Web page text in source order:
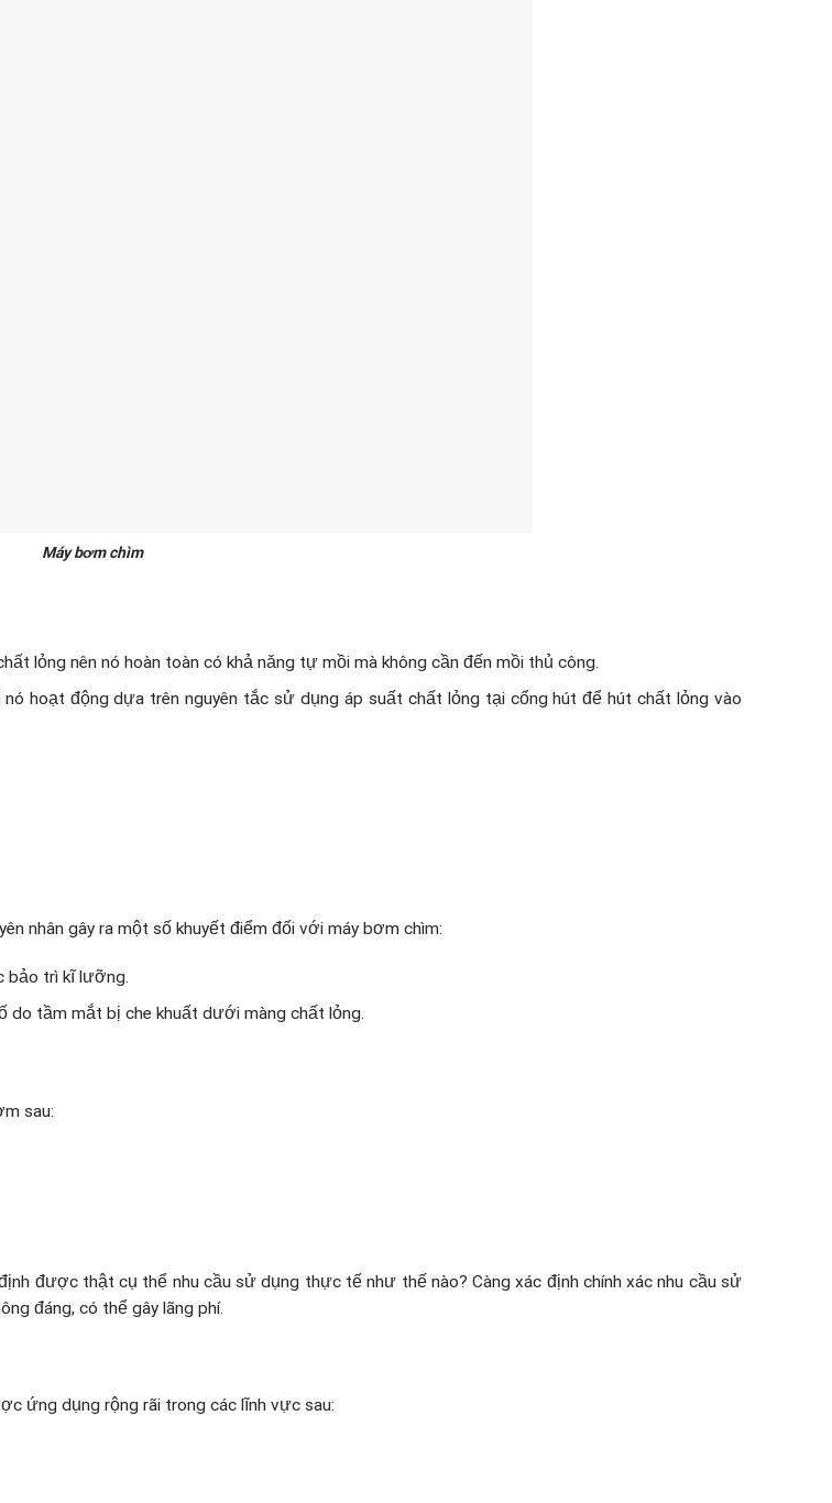
Máy bơm chìm
lỏng nên nó hoàn toàn có khả năng tự mồi mà không cần đến mồi thủ công.
hoạt động dựa trên nguyên tắc sử dụng áp suất chất lỏng tại cổng hút để hút chất lỏng vào
nhân gây ra một số khuyết điểm đối với máy bơm chìm:
bảo trì kĩ lưỡng.
do tầm mắt bị che khuất dưới màng chất lỏng.
sau:
được thật cụ thể nhu cầu sử dụng thực tế như thế nào? Càng xác định chính xác nhu cầu sử
đáng, có thể gây lãng phí.
ứng dụng rộng rãi trong các lĩnh vực sau: